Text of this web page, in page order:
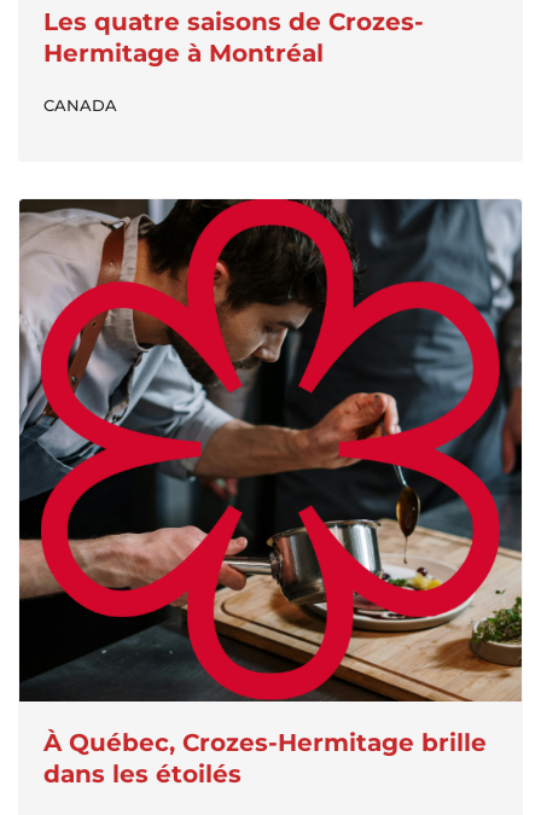
Les quatre saisons de Crozes-
Hermitage à Montréal
CANADA
À Québec, Crozes-Hermitage brille
dans les étoilés